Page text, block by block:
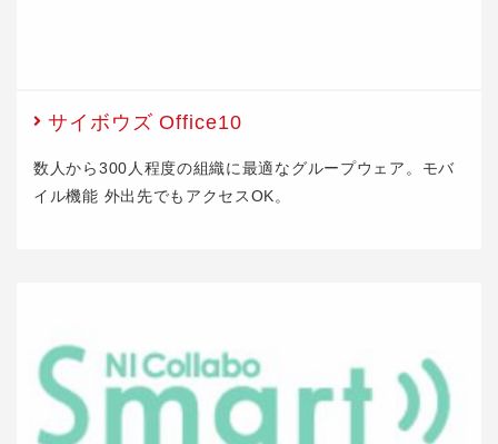
サイボウズ Office10
数人から300人程度の組織に最適なグループウェア。モバ
イル機能 外出先でもアクセスOK。